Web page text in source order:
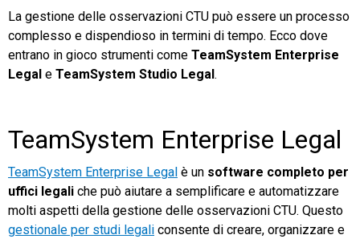
La gestione delle osservazioni CTU può essere un processo
complesso e dispendioso in termini di tempo. Ecco dove
entrano in gioco strumenti come TeamSystem Enterprise
Legal e TeamSystem Studio Legal .
TeamSystem Enterprise Legal
TeamSystem Enterprise Legal è un software completo per
uffici legali che può aiutare a semplificare e automatizzare
molti aspetti della gestione delle osservazioni CTU. Questo
gestionale per studi legali consente di creare, organizzare e